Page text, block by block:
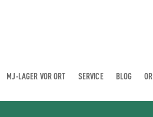
MJ-LAGER VOR ORT SERVICE BLOG